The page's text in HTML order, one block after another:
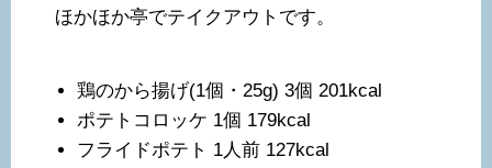
ほかほか亭でテイクアウトです。
鶏のから揚げ(1個・25g) 3個 201kcal
ポテトコロッケ 1個 179kcal
フライドポテト 1人前 127kcal